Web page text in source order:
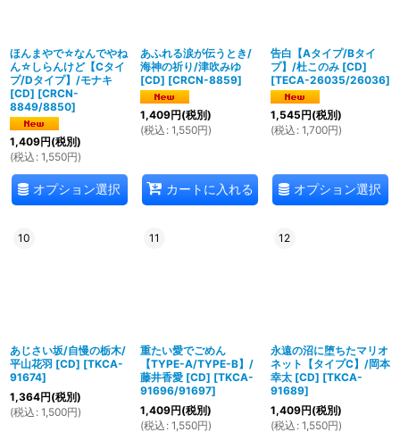
ほんまやで☆なんでやね
ん☆しらんけど【Cタイ
プ/Dタイプ】/モナキ
[CD] [CRCN-
8849/8850]
1,409円(税別)
(税込 : 1,550円)
オプション選択
あふれる涙が伝うとき/
海神の祈り/津吹みゆ
[CD] [CRCN-8859]
1,409円(税別)
(税込 : 1,550円)
カートに入れる
告白【Aタイプ/Bタイ
プ】/杜このみ [CD]
[TECA-26035/26036]
1,545円(税別)
(税込 : 1,700円)
オプション選択
10
あじさい坂/自慢の栃木/
平山花羽 [CD] [TKCA-
91674]
1,364円(税別)
(税込 : 1,500円)
11
重たい愛でごめん
【TYPE-A/TYPE-B】/
藤井香愛 [CD] [TKCA-
91696/91697]
1,409円(税別)
(税込 : 1,550円)
12
永遠の沼に堕ちたマリオ
ネット【タイプC】/岡本
幸太 [CD] [TKCA-
91689]
1,409円(税別)
(税込 : 1,550円)